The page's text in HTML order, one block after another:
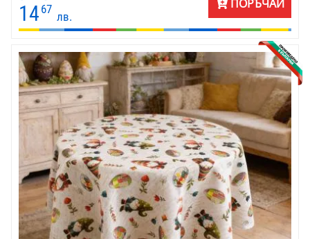
14 67
лв.
ПОРЪЧАЙ